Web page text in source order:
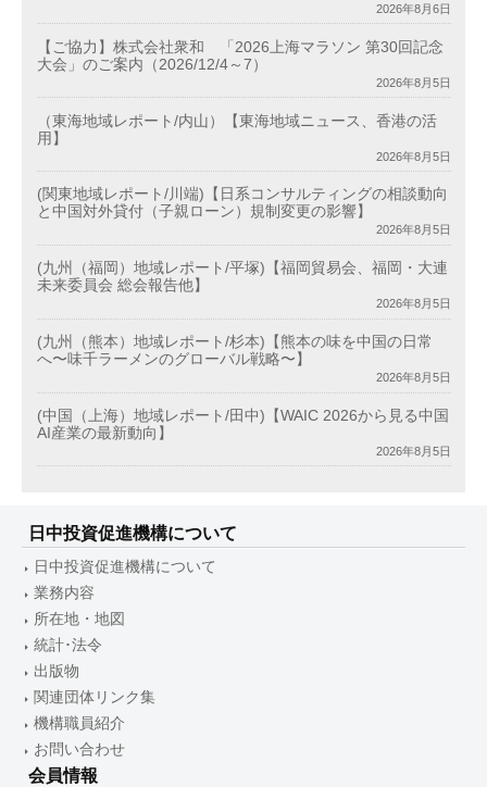
2026年8月6日
【ご協力】株式会社衆和 「2026上海マラソン 第30回記念
大会」のご案内（2026/12/4～7）
2026年8月5日
（東海地域レポート/内山）【東海地域ニュース、香港の活
用】
2026年8月5日
(関東地域レポート/川端)【日系コンサルティングの相談動向
と中国対外貸付（子親ローン）規制変更の影響】
2026年8月5日
(九州（福岡）地域レポート/平塚)【福岡貿易会、福岡・大連
未来委員会 総会報告他】
2026年8月5日
(九州（熊本）地域レポート/杉本)【熊本の味を中国の日常
へ〜味千ラーメンのグローバル戦略〜】
2026年8月5日
(中国（上海）地域レポート/田中)【WAIC 2026から見る中国
AI産業の最新動向】
2026年8月5日
日中投資促進機構について
日中投資促進機構について
業務内容
所在地・地図
統計･法令
出版物
関連団体リンク集
機構職員紹介
お問い合わせ
会員情報